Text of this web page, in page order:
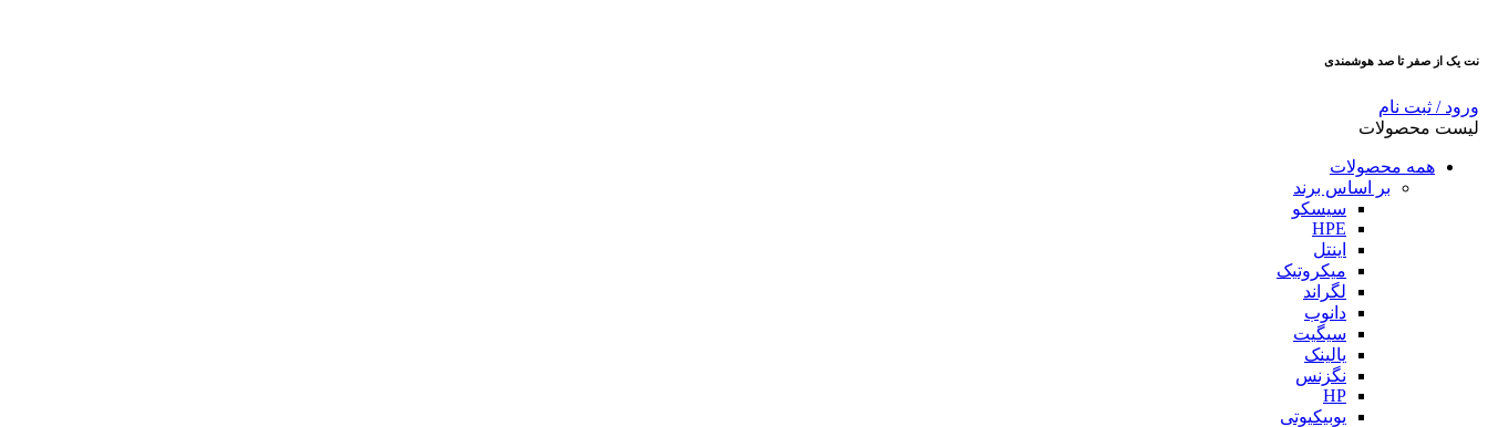
نت یک از صفر تا صد هوشمندی
ورود / ثبت نام
لیست محصولات
همه محصولات
بر اساس برند
سیسکو
HPE
اینتل
میکروتیک
لگراند
دانوب
سیگیت
یالینک
نگزنس
HP
یوبیکیوتی